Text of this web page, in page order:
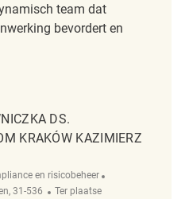
team dat
bevordert en
ds. zapobiegania stratom Wrocław
DS.
KRAKÓW KAZIMIERZ
en risicobeheer
31-536 Afgelegen
Ter plaatse